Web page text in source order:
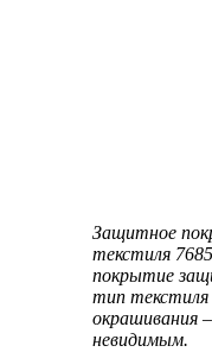
Защитное
текстиля
покрытие
тип текстиля
окрашивания
невидимым.